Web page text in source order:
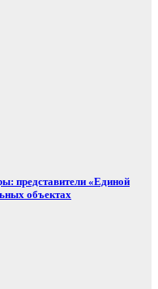
представители «Единой
объектах